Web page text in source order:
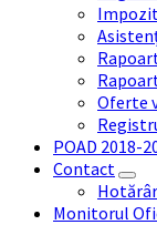
Oferte
POAD 2018-
Contact
Monitorul